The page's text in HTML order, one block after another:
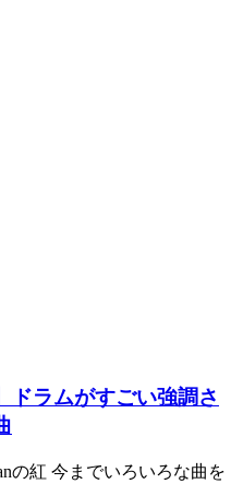
ドラムがすごい強調さ
の紅 今までいろいろな曲を